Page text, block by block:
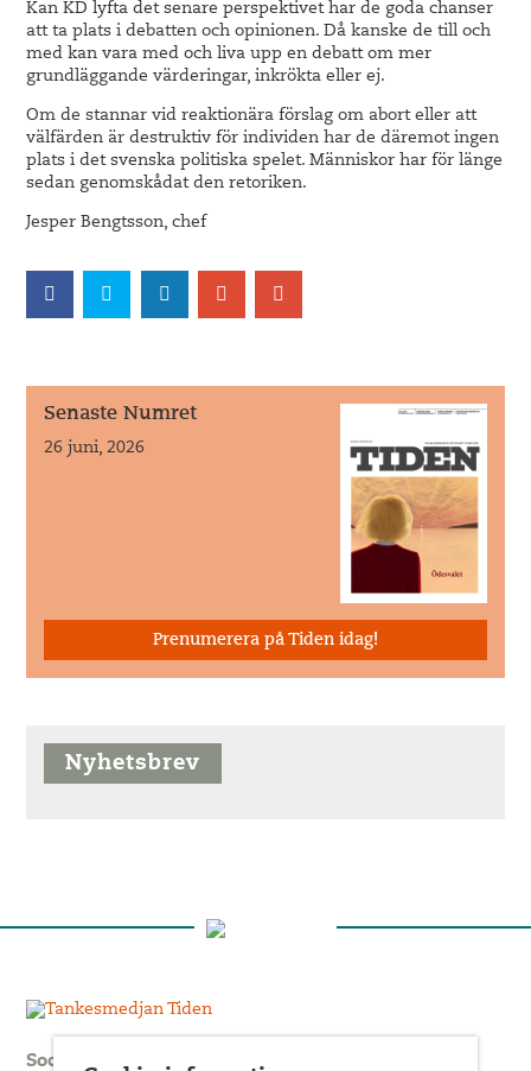
Kan KD lyfta det senare perspektivet har de goda chanser
att ta plats i debatten och opinionen. Då kanske de till och
med kan vara med och liva upp en debatt om mer
grundläggande värderingar, inkrökta eller ej.
Om de stannar vid reaktionära förslag om abort eller att
välfärden är destruktiv för individen har de däremot ingen
plats i det svenska politiska spelet. Människor har för länge
sedan genomskådat den retoriken.
Jesper Bengtsson, chef
Senaste Numret
26 juni, 2026
Prenumerera på Tiden idag!
Nyhetsbrev
Socialdemokratisk idéutveckling, kritik och politik